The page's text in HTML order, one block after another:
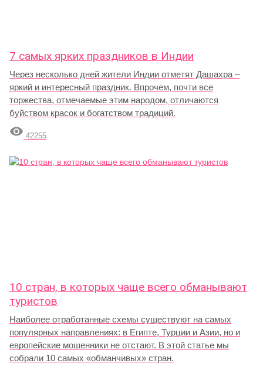
7 самых ярких праздников в Индии
Через несколько дней жители Индии отметят Дашахра –
яркий и интересный праздник. Впрочем, почти все
торжества, отмечаемые этим народом, отличаются
буйством красок и богатством традиций.
 42255
10 стран, в которых чаще всего обманывают
туристов
Наиболее отработанные схемы существуют на самых
популярных направлениях: в Египте, Турции и Азии, но и
европейские мошенники не отстают. В этой статье мы
собрали 10 самых «обманчивых» стран.